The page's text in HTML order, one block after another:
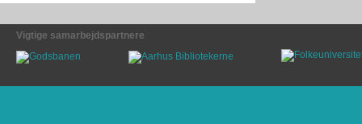
Vigtige samarbejdspartnere